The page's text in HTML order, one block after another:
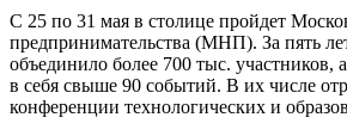
С 25 по 31 мая в столице пройдет
предпринимательства (МНП). За пять
объединило более 700 тыс. участников,
в себя свыше 90 событий. В их числе
конференции технологических и